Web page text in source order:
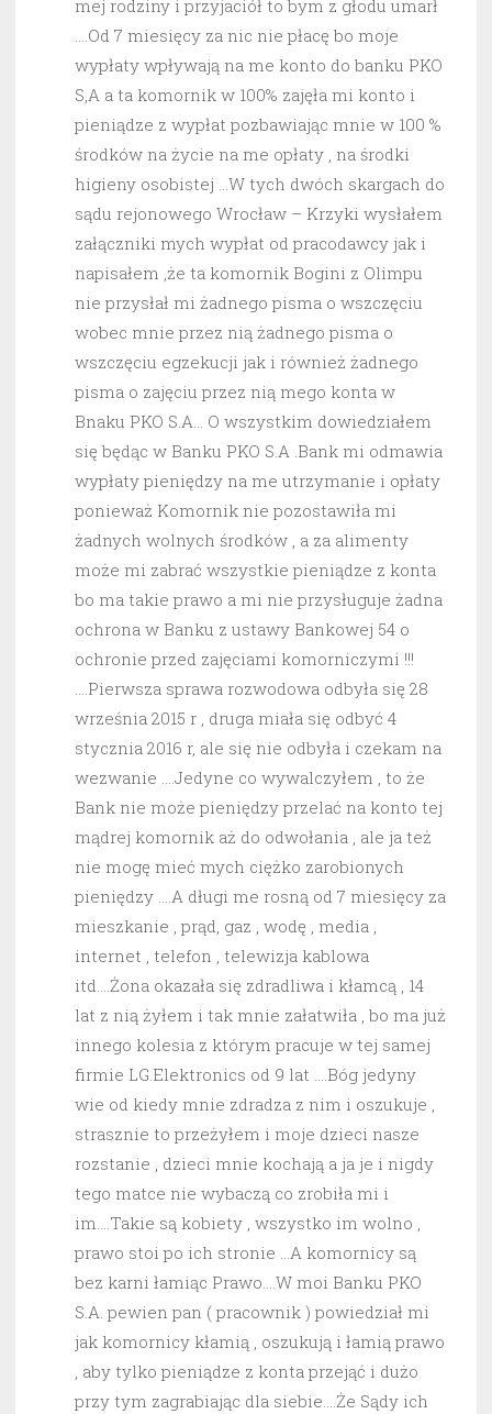
mej rodziny i przyjaciół to bym z głodu umarł
….Od 7 miesięcy za nic nie płacę bo moje
wypłaty wpływają na me konto do banku PKO
S,A a ta komornik w 100% zajęła mi konto i
pieniądze z wypłat pozbawiając mnie w 100 %
środków na życie na me opłaty , na środki
higieny osobistej …W tych dwóch skargach do
sądu rejonowego Wrocław – Krzyki wysłałem
załączniki mych wypłat od pracodawcy jak i
napisałem ,że ta komornik Bogini z Olimpu
nie przysłał mi żadnego pisma o wszczęciu
wobec mnie przez nią żadnego pisma o
wszczęciu egzekucji jak i również żadnego
pisma o zajęciu przez nią mego konta w
Bnaku PKO S.A… O wszystkim dowiedziałem
się będąc w Banku PKO S.A .Bank mi odmawia
wypłaty pieniędzy na me utrzymanie i opłaty
ponieważ Komornik nie pozostawiła mi
żadnych wolnych środków , a za alimenty
może mi zabrać wszystkie pieniądze z konta
bo ma takie prawo a mi nie przysługuje żadna
ochrona w Banku z ustawy Bankowej 54 o
ochronie przed zajęciami komorniczymi !!!
….Pierwsza sprawa rozwodowa odbyła się 28
września 2015 r , druga miała się odbyć 4
stycznia 2016 r, ale się nie odbyła i czekam na
wezwanie ….Jedyne co wywalczyłem , to że
Bank nie może pieniędzy przelać na konto tej
mądrej komornik aż do odwołania , ale ja też
nie mogę mieć mych ciężko zarobionych
pieniędzy ….A długi me rosną od 7 miesięcy za
mieszkanie , prąd, gaz , wodę , media ,
internet , telefon , telewizja kablowa
itd….Żona okazała się zdradliwa i kłamcą , 14
lat z nią żyłem i tak mnie załatwiła , bo ma już
innego kolesia z którym pracuje w tej samej
firmie LG.Elektronics od 9 lat ….Bóg jedyny
wie od kiedy mnie zdradza z nim i oszukuje ,
strasznie to przeżyłem i moje dzieci nasze
rozstanie , dzieci mnie kochają a ja je i nigdy
tego matce nie wybaczą co zrobiła mi i
im….Takie są kobiety , wszystko im wolno ,
prawo stoi po ich stronie …A komornicy są
bez karni łamiąc Prawo….W moi Banku PKO
S.A. pewien pan ( pracownik ) powiedział mi
jak komornicy kłamią , oszukują i łamią prawo
, aby tylko pieniądze z konta przejąć i dużo
przy tym zagrabiając dla siebie….Że Sądy ich